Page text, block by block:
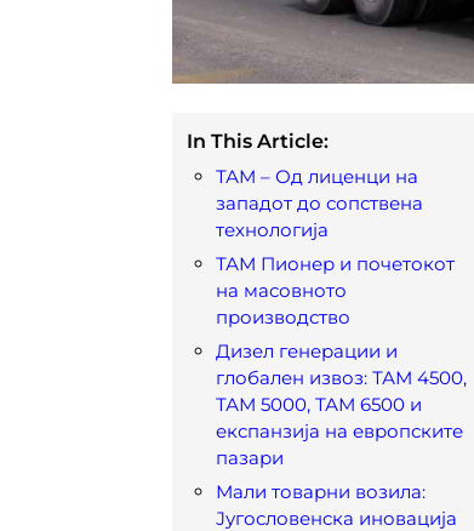
In This Article:
ТАМ – Од лиценци на
западот до сопствена
технологија
ТАМ Пионер и почетокот
на масовното
производство
Дизел генерации и
глобален извоз: ТАМ 4500,
ТАМ 5000, ТАМ 6500 и
експанзија на европските
пазари
Мали товарни возила:
Југословенска иновација